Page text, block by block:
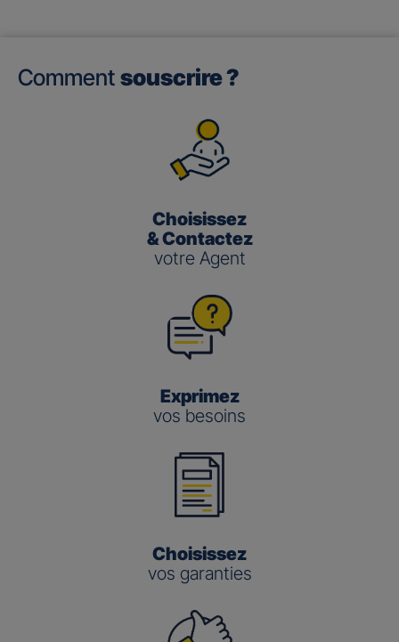
Comment souscrire ?
Choisissez
& Contactez
votre Agent
Exprimez
vos besoins
Choisissez
vos garanties